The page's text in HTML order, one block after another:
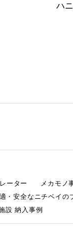
ハ
ーター
メカモノ
・安全なニチベイの
設 納入事例